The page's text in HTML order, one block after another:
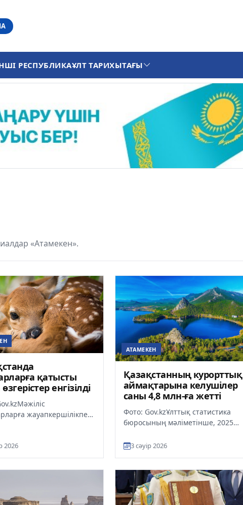
РЕСПУБЛИКАҰЛТ ТАРИХЫТАҒЫ
«Атамекен».
қатысты
енгізілді
жауапкершілікпен
2026
АТАМЕКЕН
Қазақстанның курорттық
аймақтарына келушілер
саны 4,8 млн-ға жетті
Фото: Gov.kzҰлттық статистика
бюросының мәліметінше, 2025
аймақтарындағы демалыс
3 сәуір 2026